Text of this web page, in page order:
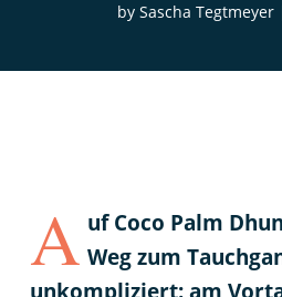
by Sascha Tegtmeyer
A uf Coco Palm
Weg zum